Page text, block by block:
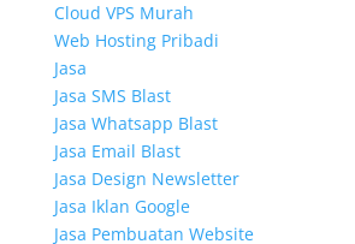
Cloud VPS Murah
Web Hosting Pribadi
Jasa
Jasa SMS Blast
Jasa Whatsapp Blast
Jasa Email Blast
Jasa Design Newsletter
Jasa Iklan Google
Jasa Pembuatan Website